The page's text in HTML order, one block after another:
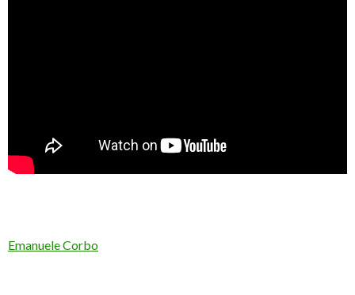
Emanuele Corbo